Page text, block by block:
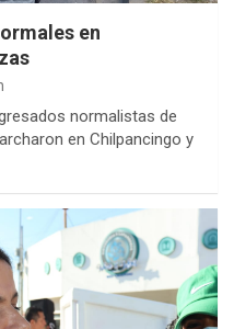
en
normalistas de
en Chilpancingo y